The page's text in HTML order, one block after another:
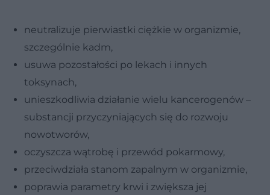
neutralizuje pierwiastki ciężkie w organizmie,
szczególnie kadm,
usuwa pozostałości po lekach i innych
toksynach,
unieszkodliwia działanie wielu kancerogenów –
substancji przyczyniających się do rozwoju
nowotworów,
oczyszcza wątrobę i przewód pokarmowy,
przeciwdziała stanom zapalnym w organizmie,
poprawia parametry krwi i zwiększa jej